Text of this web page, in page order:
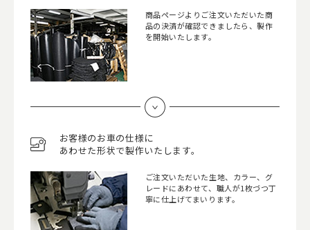
商品ページよりご注文いただいた商
品の決済が確認できましたら、製作
を開始いたします。
お客様のお車の仕様に
あわせた形状で製作いたします。
ご注文いただいた生地、カラー、グ
レードにあわせて、職人が1枚づつ丁
寧に仕上げてまいります。